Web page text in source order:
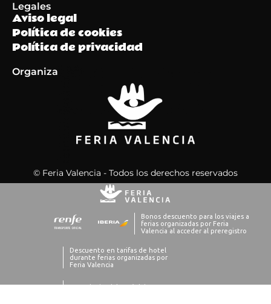
Legales
Aviso legal
Política de cookies
Política de privacidad
Organiza
© Feria Valencia - Todos los derechos reservados